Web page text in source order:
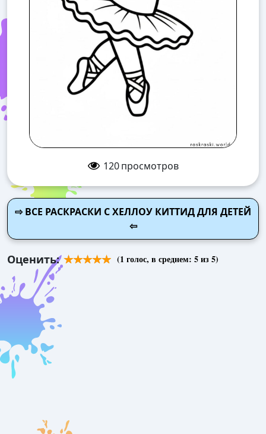
120 просмотров
⇨ ВСЕ РАСКРАСКИ С ХЕЛЛОУ КИТТИД ДЛЯ ДЕТЕЙ
⇦
Оценить: (1 голос, в среднем: 5из 5)